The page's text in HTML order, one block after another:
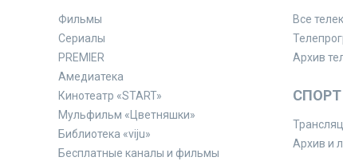
Фильмы
Сериалы
PREMIER
Амедиатека
Кинотеатр «START»
Мульфильм «Цветняшки»
Библиотека «viju»
Бесплатные каналы и фильмы
Все
Архив
СПОРТ
Архив и